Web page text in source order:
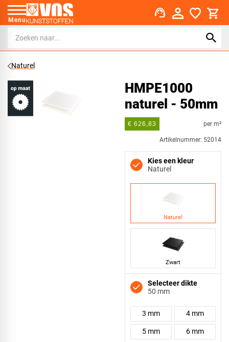
Menu support_agent
Naturel
HMPE1000
naturel - 50mm
€ 626,83 per m²
Artikelnummer: 52014
Kies een kleur
Naturel
Naturel
Zwart
Selecteer dikte
50 mm
3 mm 4 mm
5 mm 6 mm